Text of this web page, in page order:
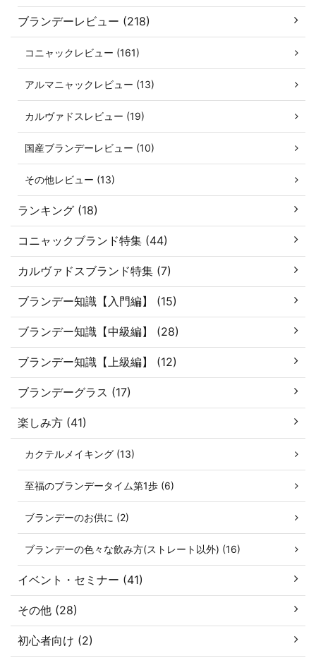
ブランデーレビュー (218)
コニャックレビュー (161)
アルマニャックレビュー (13)
カルヴァドスレビュー (19)
国産ブランデーレビュー (10)
その他レビュー (13)
ランキング (18)
コニャックブランド特集 (44)
カルヴァドスブランド特集 (7)
ブランデー知識【入門編】 (15)
ブランデー知識【中級編】 (28)
ブランデー知識【上級編】 (12)
ブランデーグラス (17)
楽しみ方 (41)
カクテルメイキング (13)
至福のブランデータイム第1歩 (6)
ブランデーのお供に (2)
ブランデーの色々な飲み方(ストレート以外) (16)
イベント・セミナー (41)
その他 (28)
初心者向け (2)